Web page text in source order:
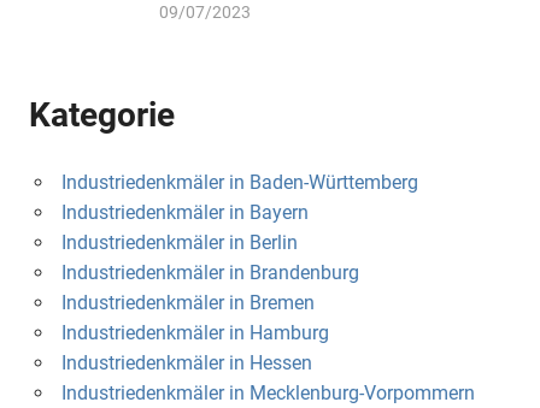
09/07/2023
Kategorie
Industriedenkmäler in Baden-Württemberg
Industriedenkmäler in Bayern
Industriedenkmäler in Berlin
Industriedenkmäler in Brandenburg
Industriedenkmäler in Bremen
Industriedenkmäler in Hamburg
Industriedenkmäler in Hessen
Industriedenkmäler in Mecklenburg-Vorpommern